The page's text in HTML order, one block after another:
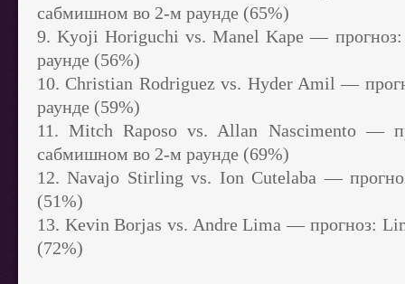
сабмишном во 2-м раунде (65%)
9. Kyoji Horiguchi vs. Manel Kape —
раунде (56%)
10. Christian Rodriguez vs. Hyder Amil —
раунде (59%)
11. Mitch Raposo vs. Allan Nascimento —
сабмишном во 2-м раунде (69%)
12. Navajo Stirling vs. Ion Cutelaba —
(51%)
13. Kevin Borjas vs. Andre Lima — прогноз:
(72%)